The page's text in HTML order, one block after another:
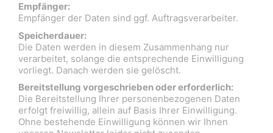
Empfänger:
Empfänger der Daten sind ggf. Auftragsverarbeiter.
Speicherdauer:
Die Daten werden in diesem Zusammenhang nur
verarbeitet, solange die entsprechende Einwilligung
vorliegt. Danach werden sie gelöscht.
Bereitstellung vorgeschrieben oder erforderlich:
Die Bereitstellung Ihrer personenbezogenen Daten
erfolgt freiwillig, allein auf Basis Ihrer Einwilligung.
Ohne bestehende Einwilligung können wir Ihnen